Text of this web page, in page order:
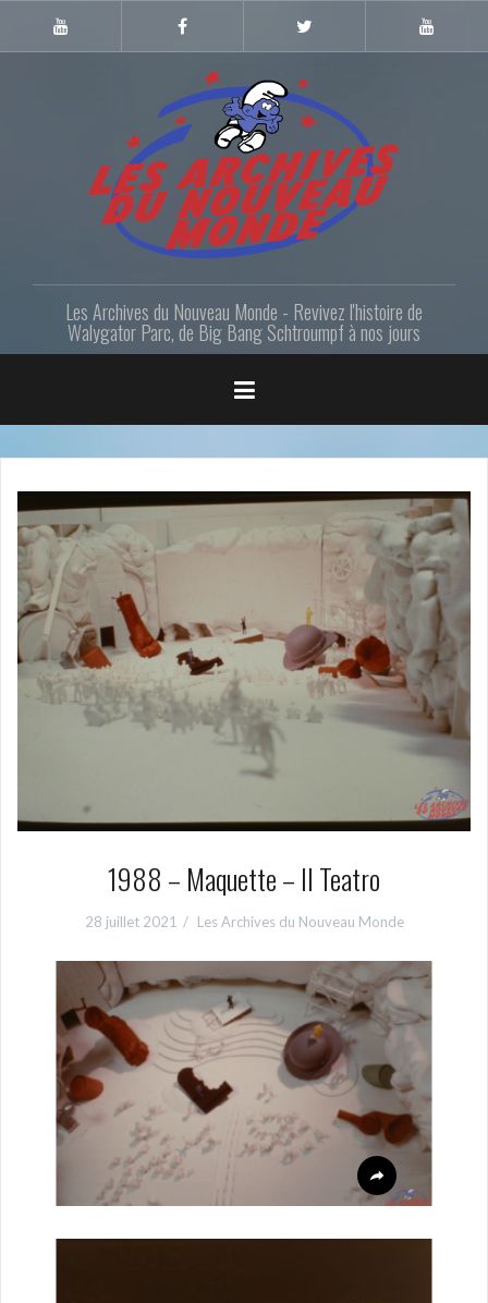
content
Youtube
Gazette
Facebook
Youtube
LANM
Les Archives du Nouveau Monde - Revivez l'histoire de
Walygator Parc, de Big Bang Schtroumpf à nos jours
1988 – Maquette – Il Teatro
28 juillet 2021 Les Archives du Nouveau Monde